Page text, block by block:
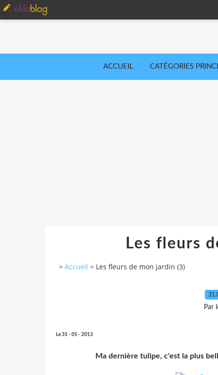
ACCUEIL CATÉGORIES
Les fleurs
> Accueil > Les fleurs de mon jardin (3)
Par
Le 31 - 05 - 2013
Ma dernière tulipe, c'est la plus